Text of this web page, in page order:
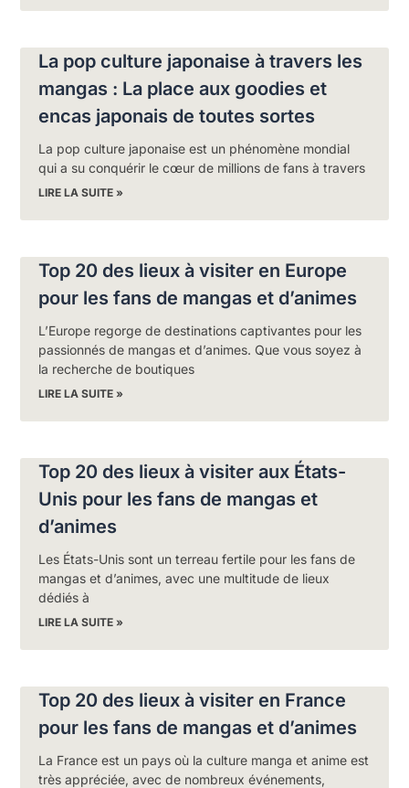
La pop culture japonaise à travers les
mangas : La place aux goodies et
encas japonais de toutes sortes
La pop culture japonaise est un phénomène mondial
qui a su conquérir le cœur de millions de fans à travers
LIRE LA SUITE »
Top 20 des lieux à visiter en Europe
pour les fans de mangas et d’animes
L’Europe regorge de destinations captivantes pour les
passionnés de mangas et d’animes. Que vous soyez à
la recherche de boutiques
LIRE LA SUITE »
Top 20 des lieux à visiter aux États-
Unis pour les fans de mangas et
d’animes
Les États-Unis sont un terreau fertile pour les fans de
mangas et d’animes, avec une multitude de lieux
dédiés à
LIRE LA SUITE »
Top 20 des lieux à visiter en France
pour les fans de mangas et d’animes
La France est un pays où la culture manga et anime est
très appréciée, avec de nombreux événements,